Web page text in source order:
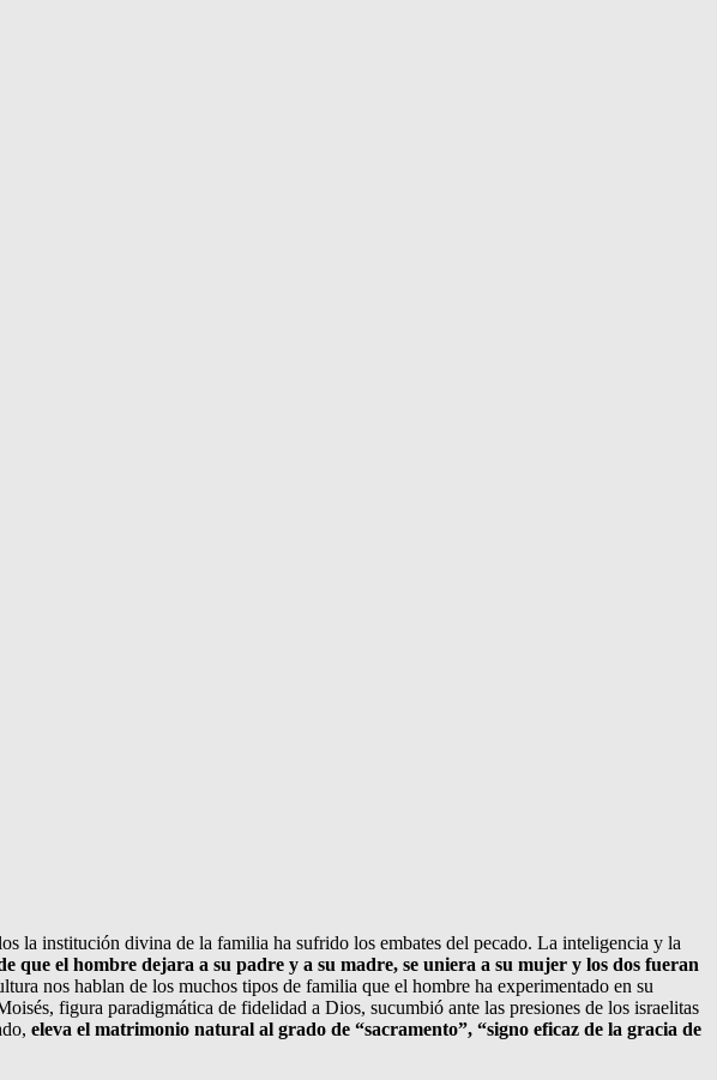
la institución divina de la familia ha sufrido los embates del pecado. La inteligencia y la
que el hombre dejara a su padre y a su madre, se uniera a su mujer y los dos fueran
nos hablan de los muchos tipos de familia que el hombre ha experimentado en su
figura paradigmática de fidelidad a Dios, sucumbió ante las presiones de los israelitas
eleva el matrimonio natural al grado de “sacramento”, “signo eficaz de la gracia de